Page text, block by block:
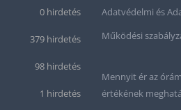
0 hirdetés
379 hirdetés
98 hirdetés
1 hirdetés
Adatvédelmi és
Működési
Mennyit ér az
értékének